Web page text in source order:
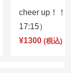
cheer up！
17:15）
¥1300 (税込)